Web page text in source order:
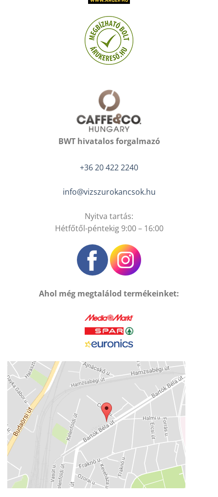
BWT hivatalos forgalmazó
+36 20 422 2240
info@vizszurokancsok.hu
Nyitva tartás:
Hétfőtől-péntekig 9:00 – 16:00
Ahol még megtalálod termékeinket: